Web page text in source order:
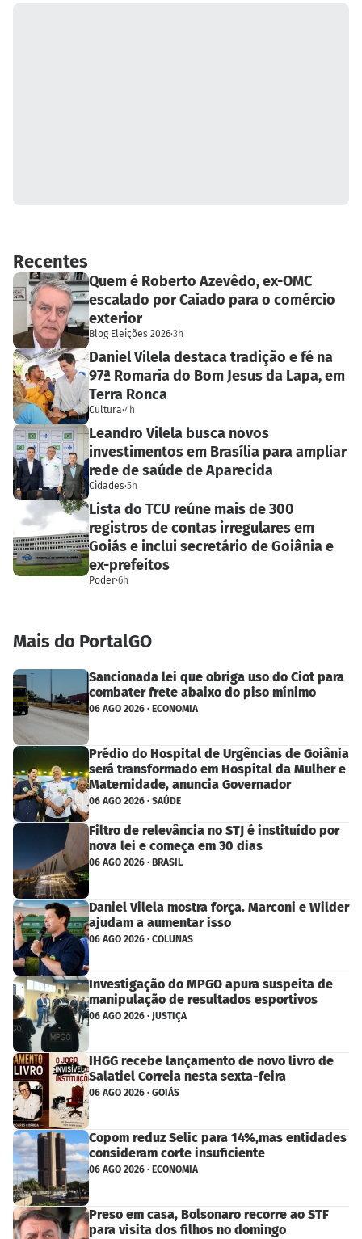
Recentes
Quem é Roberto Azevêdo, ex-OMC
escalado por Caiado para o comércio
exterior
Blog Eleições 2026·3h
Daniel Vilela destaca tradição e fé na
97ª Romaria do Bom Jesus da Lapa, em
Terra Ronca
Cultura·4h
Leandro Vilela busca novos
investimentos em Brasília para ampliar
rede de saúde de Aparecida
Cidades·5h
Lista do TCU reúne mais de 300
registros de contas irregulares em
Goiás e inclui secretário de Goiânia e
ex-prefeitos
Poder·6h
Mais do PortalGO
Sancionada lei que obriga uso do Ciot para
combater frete abaixo do piso mínimo
06 AGO 2026 · ECONOMIA
Prédio do Hospital de Urgências de Goiânia
será transformado em Hospital da Mulher e
Maternidade, anuncia Governador
06 AGO 2026 · SAÚDE
Filtro de relevância no STJ é instituído por
nova lei e começa em 30 dias
06 AGO 2026 · BRASIL
Daniel Vilela mostra força. Marconi e Wilder
ajudam a aumentar isso
06 AGO 2026 · COLUNAS
Investigação do MPGO apura suspeita de
manipulação de resultados esportivos
06 AGO 2026 · JUSTIÇA
IHGG recebe lançamento de novo livro de
Salatiel Correia nesta sexta-feira
06 AGO 2026 · GOIÁS
Copom reduz Selic para 14%,mas entidades
consideram corte insuficiente
06 AGO 2026 · ECONOMIA
Preso em casa, Bolsonaro recorre ao STF
para visita dos filhos no domingo